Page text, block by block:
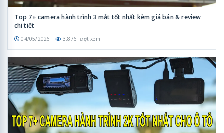
Top 7+ camera hành trình 3 mắt tốt nhất kèm giá bán & review
chi tiết
04/05/2026 3.876 lượt xem